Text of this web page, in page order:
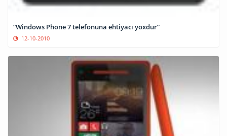
“Windows Phone 7 telefonuna ehtiyacı yoxdur”
12-10-2010